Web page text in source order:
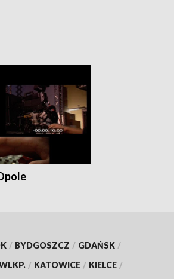
/ BYDGOSZCZ / GDAŃSK /
/ KATOWICE / KIELCE /